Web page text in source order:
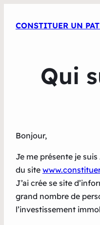
CONSTITUER UN
Qui
Bonjour,
Je me présente je
du site
J’ai crée se site
grand nombre de
l’investissement